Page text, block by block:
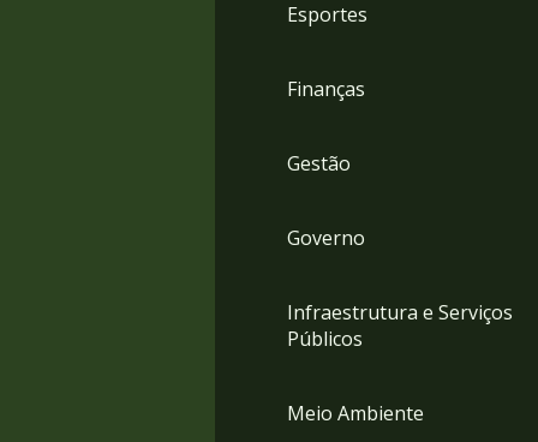
Esportes
Finanças
Gestão
Governo
Infraestrutura e Serviços
Públicos
Meio Ambiente